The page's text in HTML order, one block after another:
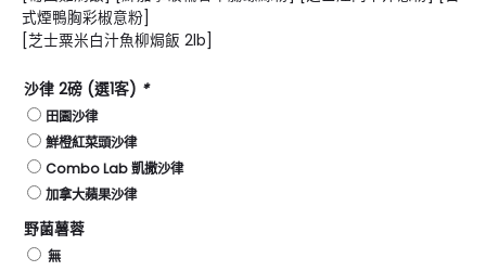
式煙鴨胸彩椒意粉]
[芝士粟米白汁魚柳焗飯 2lb]
沙律 2磅 (選1客) *
田園沙律
鮮橙紅菜頭沙律
Combo Lab 凱撒沙律
加拿大蘋果沙律
野菌薯蓉
無